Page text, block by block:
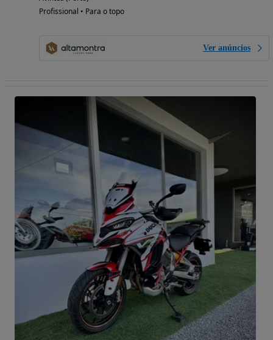
Profissional • Para o topo
Ver anúncios